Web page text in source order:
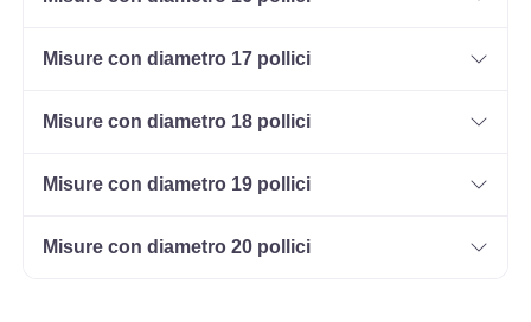
Misure con diametro 17 pollici
Misure con diametro 18 pollici
Misure con diametro 19 pollici
Misure con diametro 20 pollici